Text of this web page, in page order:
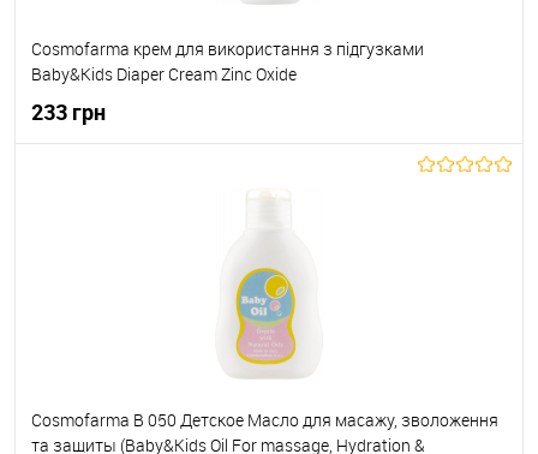
Cosmofarma крем для використання з підгузками
Baby&Kids Diaper Cream Zinc Oxide
233 грн
Cosmofarma B 050 Детское Масло для масажу, зволоження
та защиты (Baby&Kids Oil For massage, Hydration &